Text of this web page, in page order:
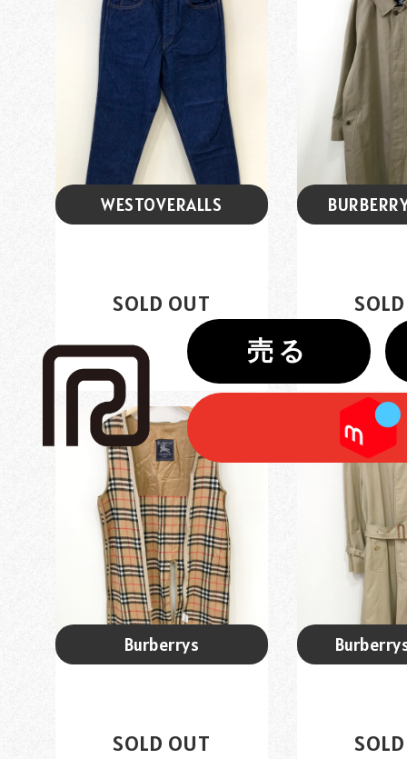
売る
WESTOVERALLS
SOLD OUT
¥10,000
Burberrys
SOLD OUT
¥3,800